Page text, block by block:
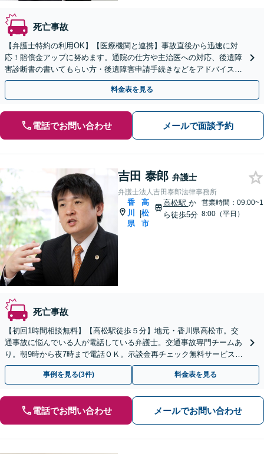
死亡事故
【弁護士特約の利用OK】【医療機関と連携】事故直後から迅速に対
応！賠償金アップに努めます。通院の仕方や主治医への対応、後遺障
害診断書の書いてもらい方・後遺障害申請手続きなどをアドバイスい
たします【電話・LINE・Web面談可】【駐車場あり】
料金表を見る
電話でお問い合わせ メールで面談予約
吉田 泰郎 弁護士
弁護士法人吉田泰郎法律事務所
香
川
県
|
高
松
市
高松駅 か
ら徒歩5分
営業時間：09:00~1
8:00（平日）
死亡事故
【初回1時間相談無料】【高松駅徒歩５分】地元・香川県高松市。交
通事故に悩んでいる人が電話している弁護士。交通事故専門チームあ
り。朝9時から夜7時まで電話ＯＫ。示談金再チェック無料サービスあ
り。後遺障害の認定手続き対応。話しやすい弁護士。
事例を見る(3件) 料金表を見る
電話でお問い合わせ メールでお問い合わせ